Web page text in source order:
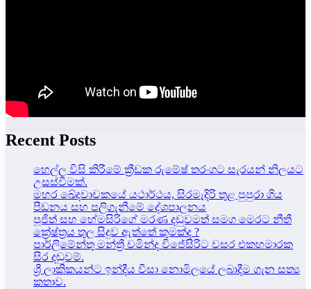
Recent Posts
හෙල්ල විසි කිරීමේ ක්‍රීඩක රුමේෂ් තරංගට සැරයන් නිලයට
උසස්වීමක්.
මහර ඛේදවාචකයේ යථාර්ථය, සිරමැදිරි තුළ පුපුරා ගිය
පීඩනය සහ පලිගැනීමේ දේශපාලනය
පූජිත් සහ හේමසිරිගේ මරණ දඩුවමත් සමග මෙරට නීතී
ක්‍රේෂ්ත්‍රය තුල සිදුව ඇත්තේ කුමක්ද ?
පාර්ලිමේන්තු මන්ත්‍රී චමින්ද විජේසිරිට වසර එකහමාරක
සිර දඬුවම්.
ශ්‍රී ලාකිකයන්ට ඉන්දීය වීසා නොමිලයේ ලබාදීම ගැන සත්‍ය
කතාව.